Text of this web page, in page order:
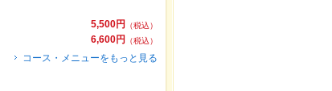
5,500円
（税込）
6,600円
（税込）
コース・メニューをもっと見る